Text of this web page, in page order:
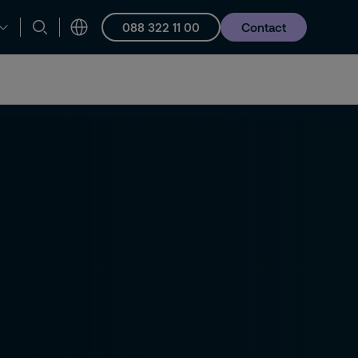
088 322 11 00 Contact
ondersteuning Vacatures